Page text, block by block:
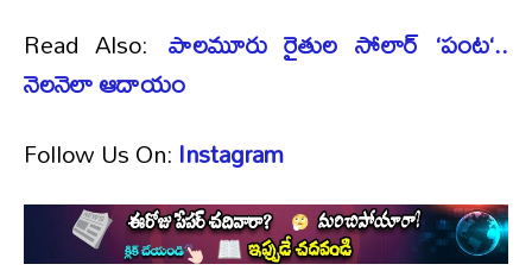
Read Also: పాలమూరు రైతుల సోలార్ ‘పంట‘..
నెలనెలా ఆదాయం
Follow Us On:Instagram